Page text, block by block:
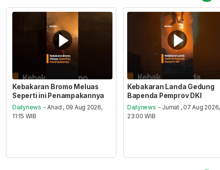
Kebakaran Bromo Meluas
Seperti ini Penampakannya
Dailynews - Ahad , 09 Aug 2026,
11:15 WIB
Kebakaran Landa Gedung
Bapenda Pemprov DKI
Dailynews - Jumat , 07 Aug 2026,
23:00 WIB